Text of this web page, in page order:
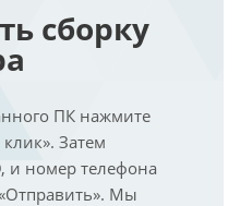
сборку
ПК нажмите
Затем
номер телефона
Мы